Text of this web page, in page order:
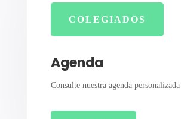
COLEGIADOS
Agenda
Consulte nuestra agenda personalizada